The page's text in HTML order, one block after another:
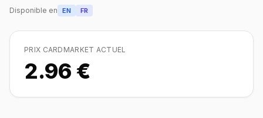
Disponible en EN FR
PRIX CARDMARKET ACTUEL
2.96 €